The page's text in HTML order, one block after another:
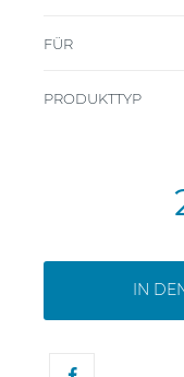
FÜR
PRODUKTTYP
IN